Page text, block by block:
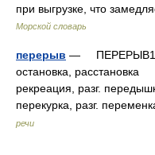
при выгрузке, что
Морской словарь
перерыв — ПЕРЕРЫВ1,
остановка,
рекреация, разг.
перекурка, разг.
речи